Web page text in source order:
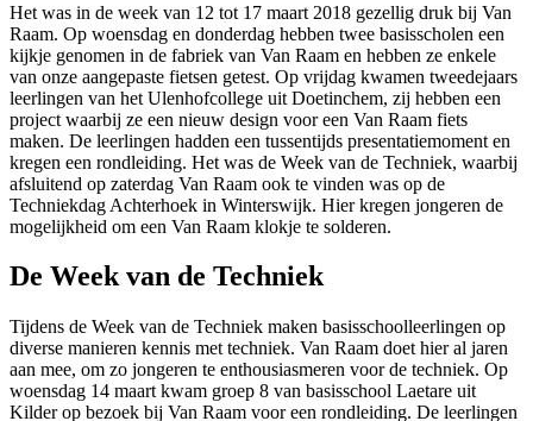
Het was in de week van 12 tot 17 maart 2018 gezellig druk bij Van
Raam. Op woensdag en donderdag hebben twee basisscholen een
kijkje genomen in de fabriek van Van Raam en hebben ze enkele
van onze aangepaste fietsen getest. Op vrijdag kwamen tweedejaars
leerlingen van het Ulenhofcollege uit Doetinchem, zij hebben een
project waarbij ze een nieuw design voor een Van Raam fiets
maken. De leerlingen hadden een tussentijds presentatiemoment en
kregen een rondleiding. Het was de Week van de Techniek, waarbij
afsluitend op zaterdag Van Raam ook te vinden was op de
Techniekdag Achterhoek in Winterswijk. Hier kregen jongeren de
mogelijkheid om een Van Raam klokje te solderen.
De Week van de Techniek
Tijdens de Week van de Techniek maken basisschoolleerlingen op
diverse manieren kennis met techniek. Van Raam doet hier al jaren
aan mee, om zo jongeren te enthousiasmeren voor de techniek. Op
woensdag 14 maart kwam groep 8 van basisschool Laetare uit
Kilder op bezoek bij Van Raam voor een rondleiding. De leerlingen